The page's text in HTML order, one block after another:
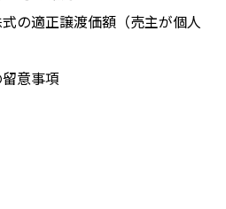
の適正譲渡価額（売主が個人
意事項